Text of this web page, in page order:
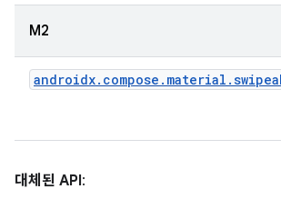
M2
대체된 API: